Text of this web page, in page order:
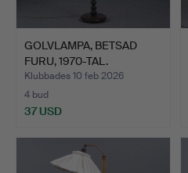
GOLVLAMPA, BETSAD
FURU, 1970-TAL.
Klubbades 10 feb 2026
4 bud
37 USD